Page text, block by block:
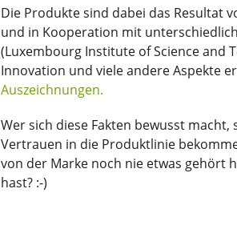
Die Produkte sind dabei das Resultat
und in Kooperation mit
(Luxembourg Institute of Science and
Innovation und viele andere Aspekte
Auszeichnungen.
Wer sich diese Fakten bewusst
Vertrauen in die Produktlinie
von der Marke noch nie etwas gehört
hast? :-)